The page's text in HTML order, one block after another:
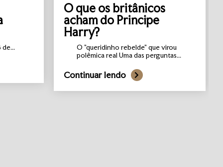
O que os britânicos
acham do Principe
Harry?
O "queridinho rebelde" que virou
polêmica real Uma das perguntas...
Continuar lendo